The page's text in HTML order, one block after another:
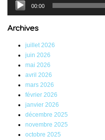
00:00
Archives
juillet 2026
juin 2026
mai 2026
avril 2026
mars 2026
février 2026
janvier 2026
décembre 2025
novembre 2025
octobre 2025